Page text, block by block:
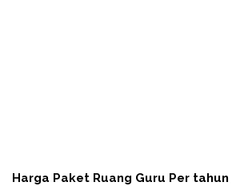
Harga Paket Ruang Guru Per tahun _